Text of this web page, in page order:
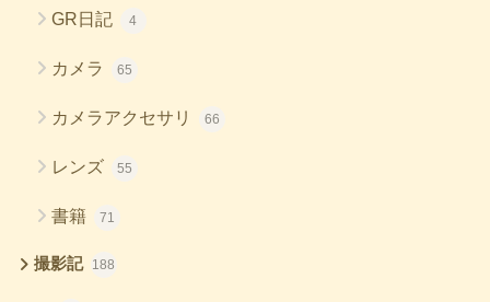
GR日記 4
カメラ 65
カメラアクセサリ 66
レンズ 55
書籍 71
撮影記 188